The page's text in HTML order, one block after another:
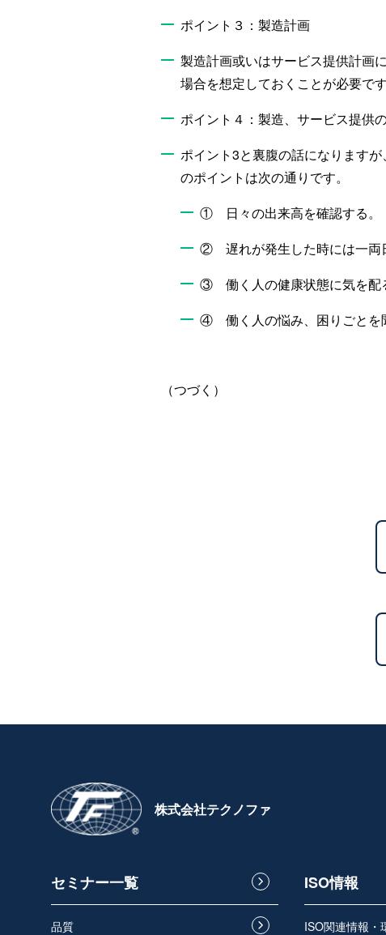
ポイント３：製造計画
製造計画或いはサービス提供計画
場合を想定しておくことが必要で
ポイント４：製造、サービス提供
ポイント3と裏腹の話になります
のポイントは次の通りです。
① 日々の出来高を確認する。
② 遅れが発生した時には一両
③ 働く人の健康状態に気を配
④ 働く人の悩み、困りごとを
（つづく）
株式会社テクノファ
セミナー一覧
品質
ISO情報
ISO関連情報・